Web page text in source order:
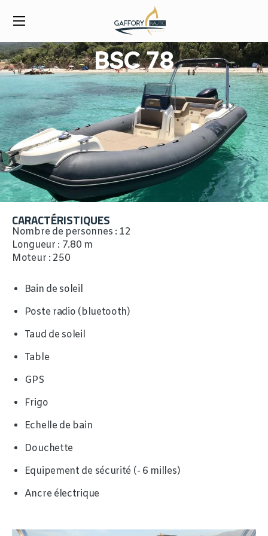
BSC 78
CARACTÉRISTIQUES
Nombre de personnes : 12
Longueur : 7.80 m
Moteur : 250
Bain de soleil
Poste radio (bluetooth)
Taud de soleil
Table
GPS
Frigo
Echelle de bain
Douchette
Equipement de sécurité (- 6 milles)
Ancre électrique